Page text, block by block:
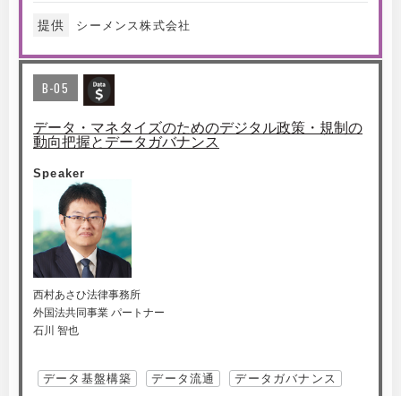
提供 シーメンス株式会社
B-05
データ・マネタイズのためのデジタル政策・規制の
動向把握とデータガバナンス
Speaker
西村あさひ法律事務所
外国法共同事業 パートナー
石川 智也
データ基盤構築 データ流通 データガバナンス